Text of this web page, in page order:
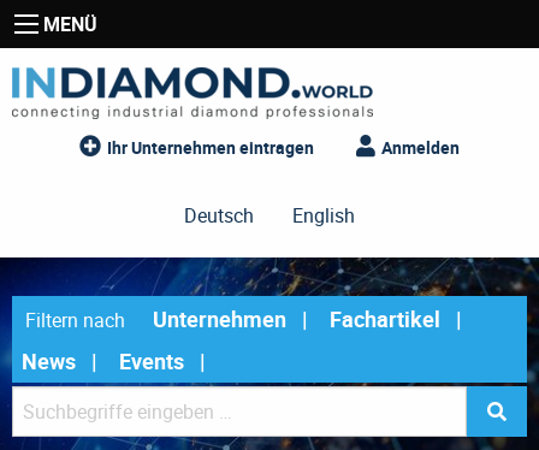
MENÜ
Ihr Unternehmen eintragen Anmelden
Deutsch English
Filtern nach Unternehmen
Fachartikel
News
Events